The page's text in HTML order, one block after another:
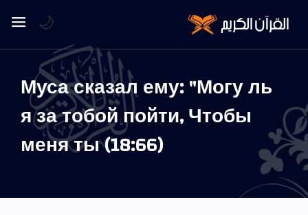
Муса сказал ему: "Могу ль
я за тобой пойти, Чтобы
меня ты (18:66)
🌙